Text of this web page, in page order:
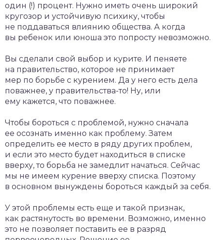
один (!) процент. Нужно иметь очень широкий
кругозор и устойчивую психику, чтобы
не поддаваться влиянию общества. А когда
вы ребенок или юноша это попросту невозможно.
Вы сделали свой выбор и курите. И пеняете
на правительство, которое не принимает
мер по борьбе с курением. Да у него есть дела
поважнее, у правительства-то! Ну, или
ему кажется, что поважнее.
Чтобы бороться с проблемой, нужно сначала
ее осознать именно как проблему. Затем
определить ее место в ряду других проблем,
и если это место будет находиться в списке
вверху, то борьба не замедлит начаться. Сейчас
мы не имеем курение вверху списка. Поэтому
в основном вынуждены бороться каждый за себя.
У этой проблемы есть еще и такой признак,
как растянутость во времени. Возможно, именно
это не позволяет поставить ее в разряд